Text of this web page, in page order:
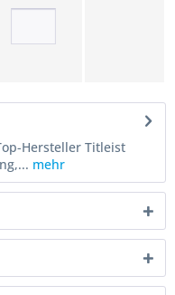
Hersteller Titleist
mehr